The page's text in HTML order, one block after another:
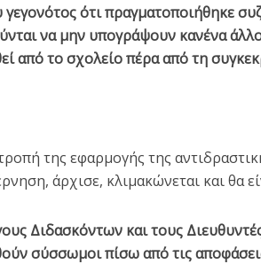
γεγονότος ότι πραγματοποιήθηκε
να μην υπογράψουν κανένα
από το σχολείο πέρα από τη
της εφαρμογής της
άρχισε, κλιμακώνεται και θα
Διδασκόντων και τους
σύσσωμοι πίσω από τις